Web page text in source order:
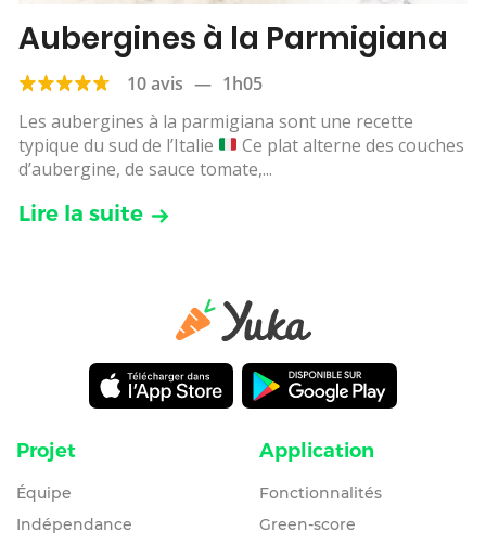
Aubergines à la Parmigiana
10 avis — 1h05
Les aubergines à la parmigiana sont une recette
typique du sud de l’Italie
Ce plat alterne des couches
d’aubergine, de sauce tomate,...
Lire la suite
Projet
Équipe
Indépendance
Application
Fonctionnalités
Green-score